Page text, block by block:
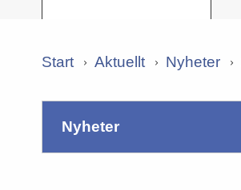
Start Aktuellt Nyheter
nyheter